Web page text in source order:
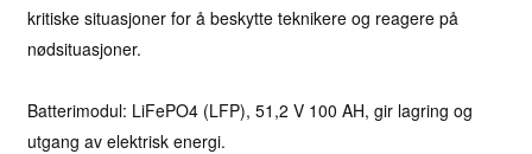
kritiske situasjoner for å beskytte teknikere og reagere på
nødsituasjoner.
Batterimodul: LiFePO4 (LFP), 51,2 V 100 AH, gir lagring og
utgang av elektrisk energi.